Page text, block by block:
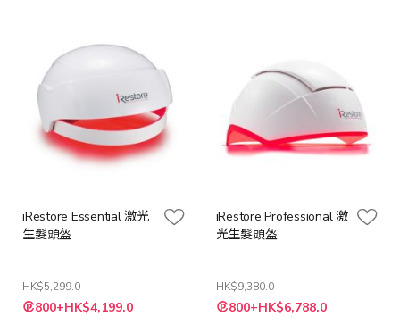
iRestore Essential 激光
生髮頭盔
HK$5,299.0
特
殊 800+HK$4,199.0
iRestore Professional 激
光生髮頭盔
HK$9,380.0
特
殊 800+HK$6,788.0